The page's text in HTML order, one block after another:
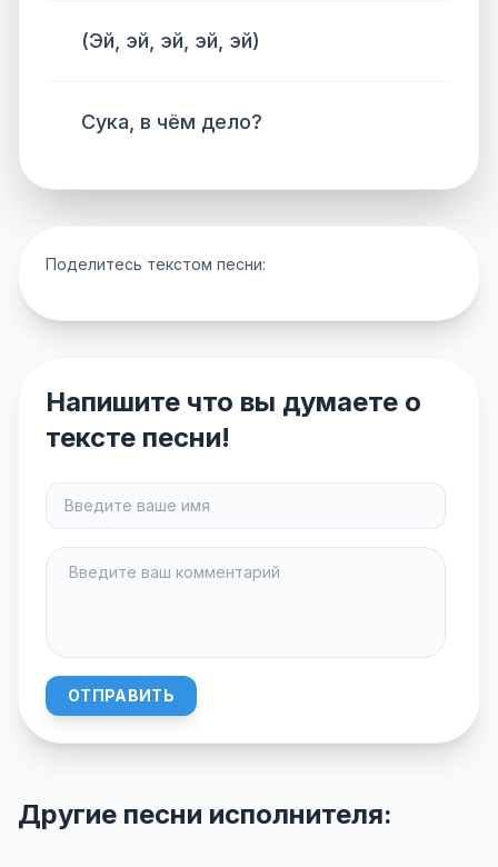
(Эй, эй, эй, эй, эй)
Сука, в чём дело?
Поделитесь текстом песни:
Напишите что вы думаете о
тексте песни!
ОТПРАВИТЬ
Другие песни исполнителя: